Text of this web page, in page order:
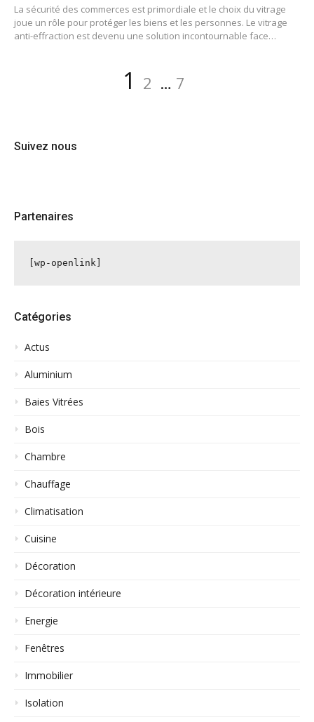
La sécurité des commerces est primordiale et le choix du vitrage
joue un rôle pour protéger les biens et les personnes. Le vitrage
anti-effraction est devenu une solution incontournable face…
Page
1 Page
2 … Page
7
Suivez nous
Partenaires
[wp-openlink]
Catégories
Actus
Aluminium
Baies Vitrées
Bois
Chambre
Chauffage
Climatisation
Cuisine
Décoration
Décoration intérieure
Energie
Fenêtres
Immobilier
Isolation